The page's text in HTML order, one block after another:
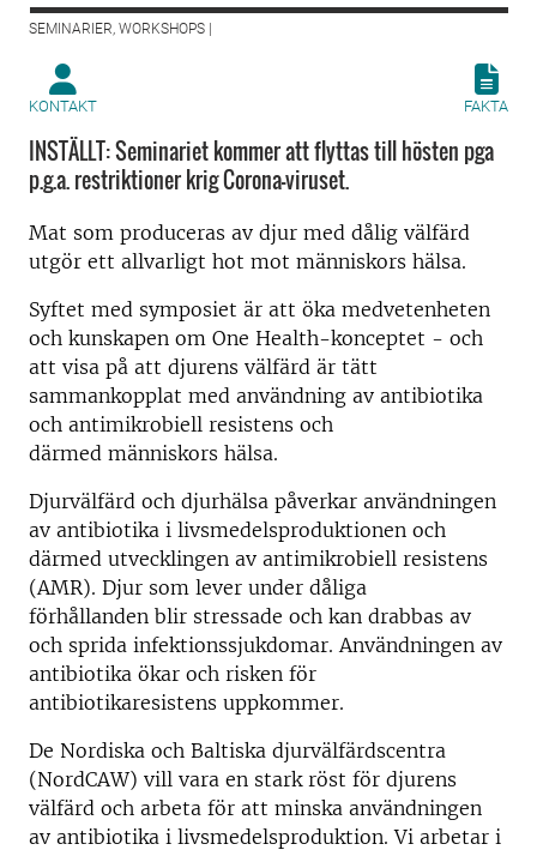
SEMINARIER, WORKSHOPS |
KONTAKT FAKTA
INSTÄLLT: Seminariet kommer att flyttas till hösten pga
p.g.a. restriktioner krig Corona-viruset.
Mat som produceras av djur med dålig välfärd
utgör ett allvarligt hot mot människors hälsa.
Syftet med symposiet är att öka medvetenheten
och kunskapen om One Health-konceptet - och
att visa på att djurens välfärd är tätt
sammankopplat med användning av antibiotika
och antimikrobiell resistens och
därmed människors hälsa.
Djurvälfärd och djurhälsa påverkar användningen
av antibiotika i livsmedelsproduktionen och
därmed utvecklingen av antimikrobiell resistens
(AMR). Djur som lever under dåliga
förhållanden blir stressade och kan drabbas av
och sprida infektionssjukdomar. Användningen av
antibiotika ökar och risken för
antibiotikaresistens uppkommer.
De Nordiska och Baltiska djurvälfärdscentra
(NordCAW) vill vara en stark röst för djurens
välfärd och arbeta för att minska användningen
av antibiotika i livsmedelsproduktion. Vi arbetar i